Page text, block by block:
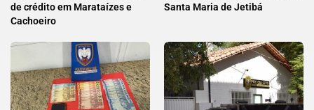
de crédito em Marataízes e
Cachoeiro
Santa Maria de Jetibá